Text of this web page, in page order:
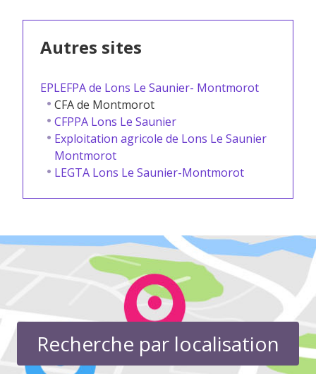
Autres sites
EPLEFPA de Lons Le Saunier- Montmorot
CFA de Montmorot
CFPPA Lons Le Saunier
Exploitation agricole de Lons Le Saunier
Montmorot
LEGTA Lons Le Saunier-Montmorot
Recherche par localisation